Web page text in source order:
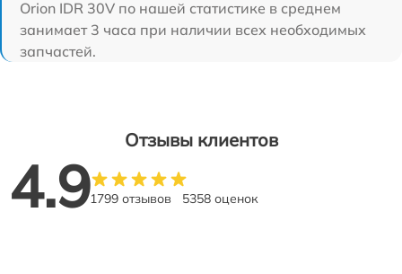
Orion IDR 30V по нашей статистике в среднем
занимает 3 часа при наличии всех необходимых
запчастей.
Отзывы клиентов
4.91799 отзывов 5358 оценок